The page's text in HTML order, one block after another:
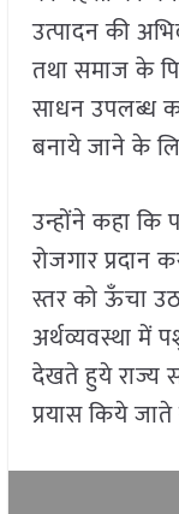
उत्पादन की
तथा समाज के
साधन उपलब्ध
बनाये जाने के
उन्होंने कहा कि
रोजगार
स्तर को ऊँचा
अर्थव्यवस्था में
देखते हुये राज्य
प्रयास किये जाते